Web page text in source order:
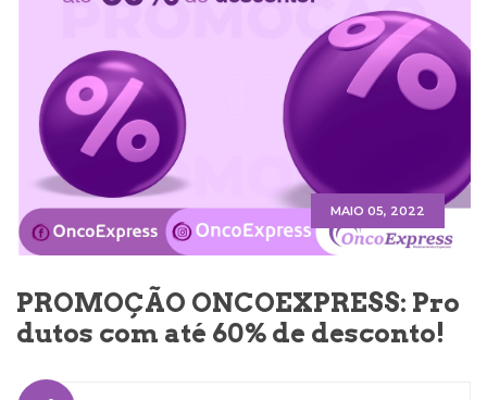
MAIO 05, 2022
PROMOÇÃO ONCOEXPRESS: Pro
dutos com até 60% de desconto!